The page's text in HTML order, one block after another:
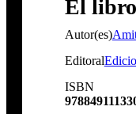
El
Autor(es)
Editoral
ISBN